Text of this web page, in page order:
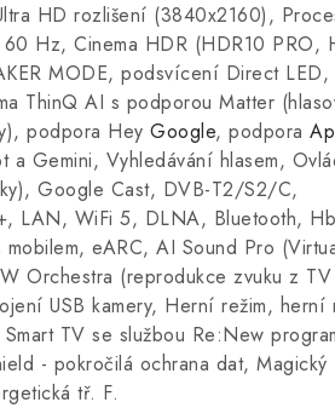
HD rozlišení (3840x2160),
Hz, Cinema HDR (HDR10 PRO,
MODE, podsvícení Direct LED,
ThinQ AI s podporou Matter
podpora Hey Google, podpora
Gemini, Vyhledávání hlasem,
Google Cast, DVB-T2/S2/C,
LAN, WiFi 5, DLNA, Bluetooth,
eARC, AI Sound Pro
Orchestra (reprodukce zvuku z
USB kamery, Herní režim, herní
TV se službou Re:New
- pokročilá ochrana dat, Magický
tř. F.